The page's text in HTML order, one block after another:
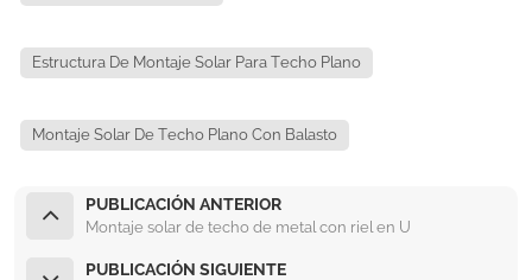
Estructura De Montaje Solar Para Techo Plano
Montaje Solar De Techo Plano Con Balasto
PUBLICACIÓN ANTERIOR
Montaje solar de techo de metal con riel en U
PUBLICACIÓN SIGUIENTE